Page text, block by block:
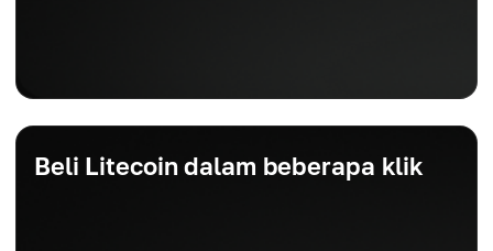
Beli Litecoin dalam beberapa klik